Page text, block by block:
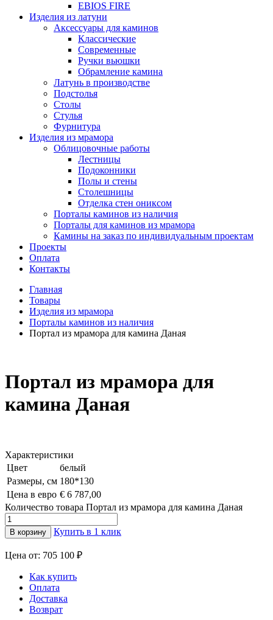
EBIOS FIRE
Изделия из латуни
Аксессуары для каминов
Классические
Современные
Ручки вьюшки
Обрамление камина
Латунь в производстве
Подстолья
Столы
Стулья
Фурнитура
Изделия из мрамора
Облицовочные работы
Лестницы
Подоконники
Полы и стены
Столешницы
Отделка стен ониксом
Порталы каминов из наличия
Порталы для каминов из мрамора
Камины на заказ по индивидуальным проектам
Проекты
Оплата
Контакты
Главная
Товары
Изделия из мрамора
Порталы каминов из наличия
Портал из мрамора для камина Даная
Портал из мрамора для
камина Даная
Характеристики
Цвет
белый
Размеры, см 180*130
Цена в евро € 6 787,00
Количество товара Портал из мрамора для камина Даная
В корзину Купить в 1 клик
Цена от: 705 100 ₽
Как купить
Оплата
Доставка
Возврат